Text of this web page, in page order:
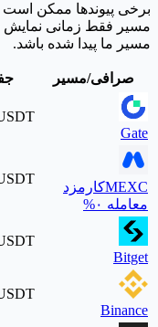
برخی پیوندها ممکن است
مسیر فقط زمانی نمایش
مسیر ما پیدا شده باشد.
صرافی/مسیر
Gate
MEXCکارمزد
معامله ۰%
Bitget
Binance